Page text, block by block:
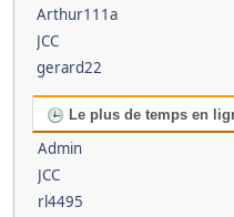
Arthur111a
JCC
gerard22
Le plus de temps en
Admin
JCC
rl4495